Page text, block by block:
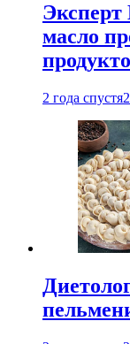
Эксперт
масло
2 года спустя